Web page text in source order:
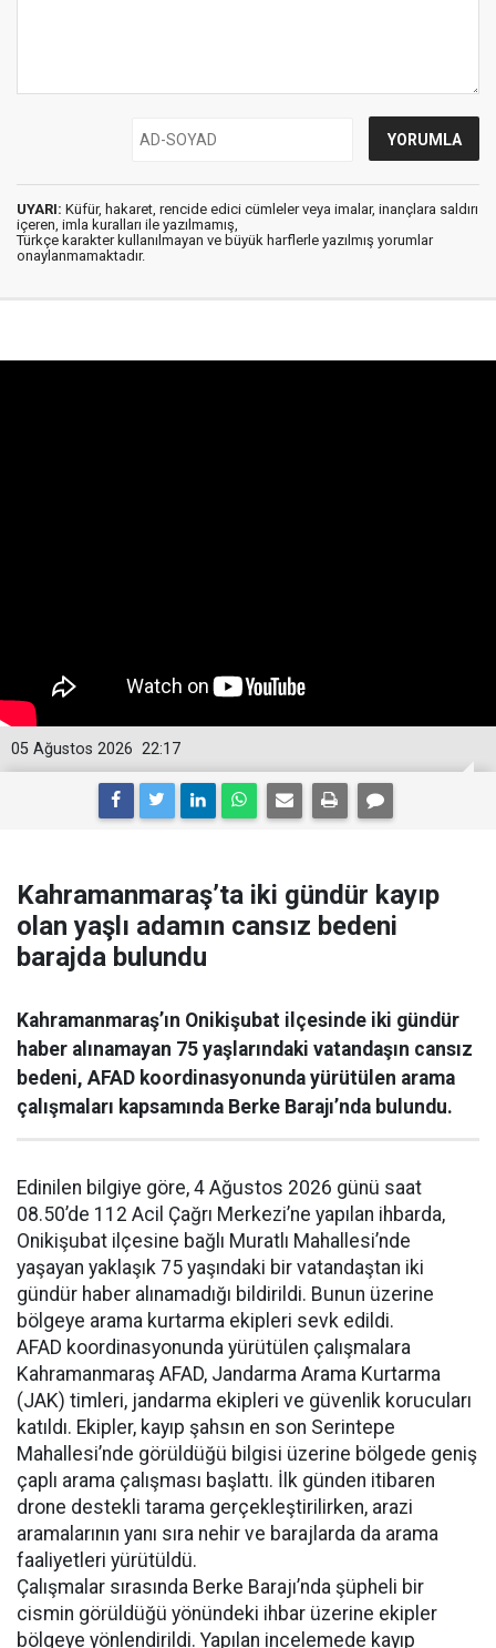
UYARI: Küfür, hakaret, rencide edici cümleler veya imalar, inançlara saldırı
içeren, imla kuralları ile yazılmamış,
Türkçe karakter kullanılmayan ve büyük harflerle yazılmış yorumlar
onaylanmamaktadır.
22:17
05 Ağustos 2026
Kahramanmaraş’ta iki gündür kayıp
olan yaşlı adamın cansız bedeni
barajda bulundu
Kahramanmaraş’ın Onikişubat ilçesinde iki gündür
haber alınamayan 75 yaşlarındaki vatandaşın cansız
bedeni, AFAD koordinasyonunda yürütülen arama
çalışmaları kapsamında Berke Barajı’nda bulundu.
Edinilen bilgiye göre, 4 Ağustos 2026 günü saat
08.50’de 112 Acil Çağrı Merkezi’ne yapılan ihbarda,
Onikişubat ilçesine bağlı Muratlı Mahallesi’nde
yaşayan yaklaşık 75 yaşındaki bir vatandaştan iki
gündür haber alınamadığı bildirildi. Bunun üzerine
bölgeye arama kurtarma ekipleri sevk edildi.
AFAD koordinasyonunda yürütülen çalışmalara
Kahramanmaraş AFAD, Jandarma Arama Kurtarma
(JAK) timleri, jandarma ekipleri ve güvenlik korucuları
katıldı. Ekipler, kayıp şahsın en son Serintepe
Mahallesi’nde görüldüğü bilgisi üzerine bölgede geniş
çaplı arama çalışması başlattı. İlk günden itibaren
drone destekli tarama gerçekleştirilirken, arazi
aramalarının yanı sıra nehir ve barajlarda da arama
faaliyetleri yürütüldü.
Çalışmalar sırasında Berke Barajı’nda şüpheli bir
cismin görüldüğü yönündeki ihbar üzerine ekipler
bölgeye yönlendirildi. Yapılan incelemede kayıp